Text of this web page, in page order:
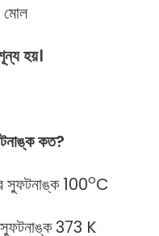
হয়।
কত?
100oC
373 K